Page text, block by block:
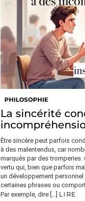
PHILOSOPHIE
La sincérité
Être sincère peut parfois
à des malentendus, car
marqués par des tromperies.
vertu qui, bien que parfois
un développement
certaines phrases ou
Par exemple, dire […] LIRE